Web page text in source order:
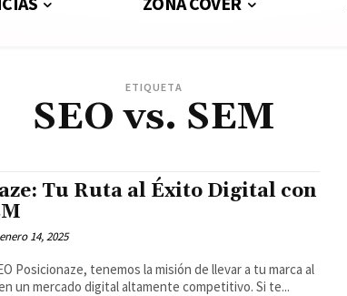
ETIQUETA
SEO vs. SEM
Tu Ruta al Éxito Digital con
enero 14, 2025
Posicionaze, tenemos la misión de llevar a tu marca al
un mercado digital altamente competitivo. Si te...